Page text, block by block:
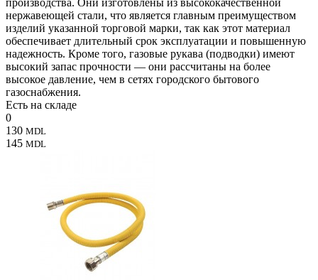
нержавеющей стали, что является главным преимуществом
изделий указанной торговой марки, так как этот материал
обеспечивает длительный срок эксплуатации и повышенную
надежность. Кроме того, газовые рукава (подводки) имеют
высокий запас прочности — они рассчитаны на более
высокое давление, чем в сетях городского бытового
газоснабжения.
Есть на складе
0
130 MDL
145 MDL